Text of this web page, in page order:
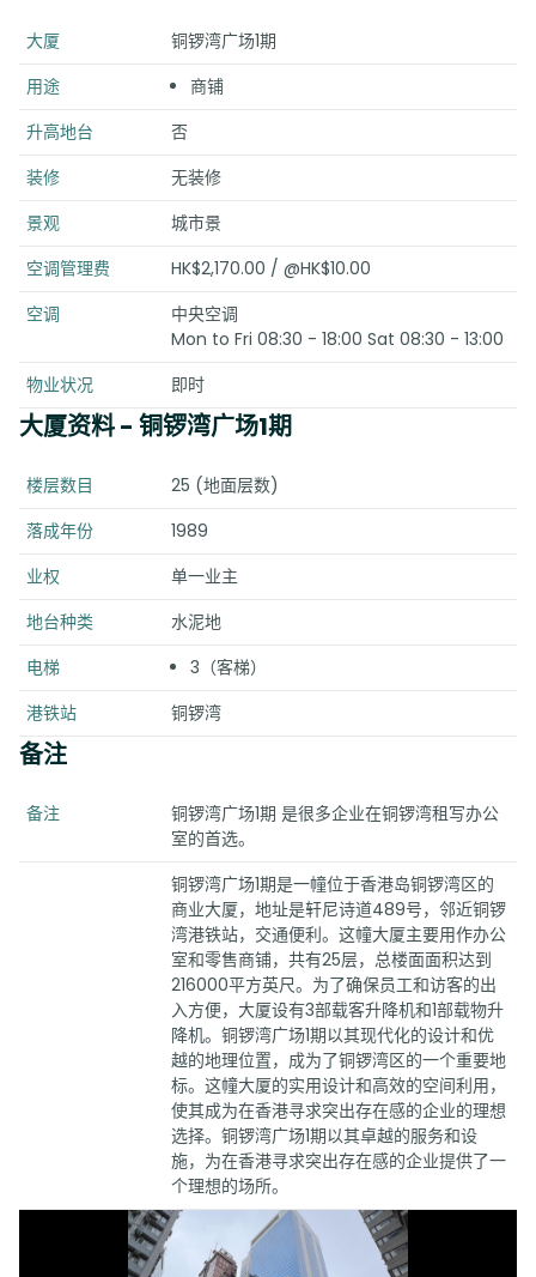
大厦
铜锣湾广场1期
用途
商铺
升高地台
否
装修
无装修
景观
城市景
空调管理费
HK$2,170.00 / @HK$10.00
空调
中央空调
Mon to Fri 08:30 - 18:00 Sat 08:30 - 13:00
物业状况
即时
大厦资料- 铜锣湾广场1期
楼层数目
25 (地面层数)
落成年份
1989
业权
单一业主
地台种类
水泥地
电梯
3（客梯）
港铁站
铜锣湾
备注
备注
铜锣湾广场1期 是很多企业在铜锣湾租写办公
室的首选。
铜锣湾广场1期是一幢位于香港岛铜锣湾区的
商业大厦，地址是轩尼诗道489号，邻近铜锣
湾港铁站，交通便利。这幢大厦主要用作办公
室和零售商铺，共有25层，总楼面面积达到
216000平方英尺。为了确保员工和访客的出
入方便，大厦设有3部载客升降机和1部载物升
降机。铜锣湾广场1期以其现代化的设计和优
越的地理位置，成为了铜锣湾区的一个重要地
标。这幢大厦的实用设计和高效的空间利用，
使其成为在香港寻求突出存在感的企业的理想
选择。铜锣湾广场1期以其卓越的服务和设
施，为在香港寻求突出存在感的企业提供了一
个理想的场所。